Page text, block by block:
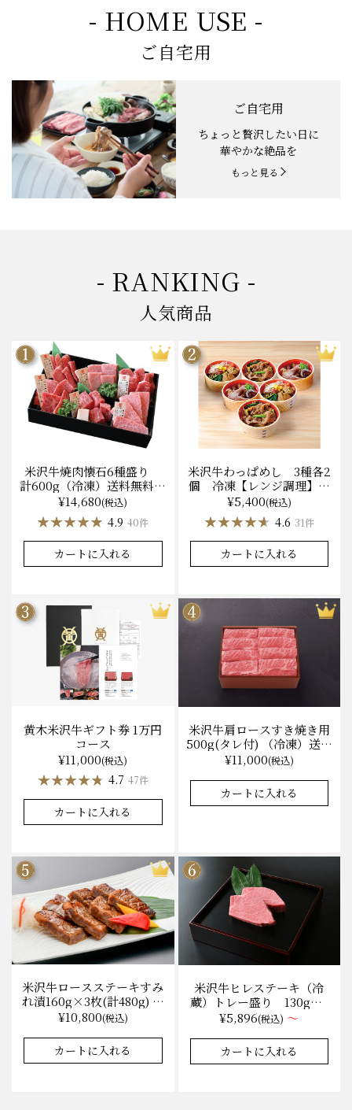
- HOME USE -
ご自宅用
ご自宅用
ちょっと贅沢したい日に
華やかな絶品を
もっと見る
- RANKING -
人気商品
米沢牛焼肉懐石6種盛り
計600g（冷凍）送料無料
化粧箱入
¥14,680(税込)
★★★★★
★★★★★ 4.9 40件
カートに入れる
米沢牛わっぱめし 3種各2
個 冷凍【レンジ調理】化
粧箱入
¥5,400(税込)
★★★★★
★★★★★ 4.6 31件
カートに入れる
黄木米沢牛ギフト券 1万円
コース
¥11,000(税込)
★★★★★
★★★★★ 4.7 47件
カートに入れる
米沢牛肩ロースすき焼き用
500g(タレ付) （冷凍）送料
無料 化粧箱入
¥11,000(税込)
カートに入れる
米沢牛ロースステーキすみ
れ漬160g×3枚(計480g) 木
箱入 味噌酒粕漬け/冷蔵
送料無料
¥10,800(税込)
カートに入れる
米沢牛ヒレステーキ（冷
蔵）トレー盛り 130g×1
枚から量り売り
¥5,896(税込) ～
カートに入れる